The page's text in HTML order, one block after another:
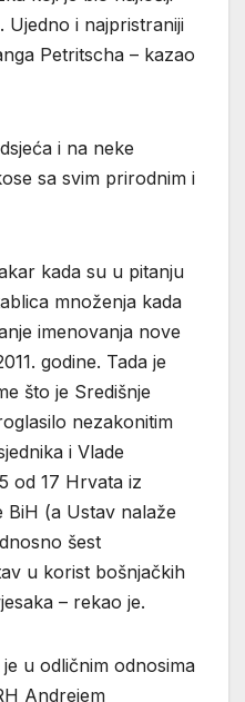
Ujedno i najpristraniji
Petritscha – kazao
i na neke
sa svim prirodnim i
kada su u pitanju
množenja kada
imenovanja nove
godine. Tada je
što je Središnje
nezakonitim
i Vlade
od 17 Hrvata iz
BiH (a Ustav nalaže
šest
u korist bošnjačkih
– rekao je.
u odličnim odnosima
Andrejem